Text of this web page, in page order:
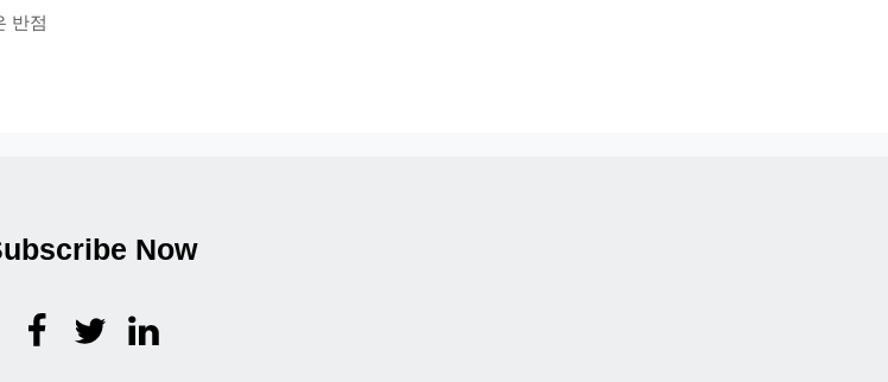
반점
Now